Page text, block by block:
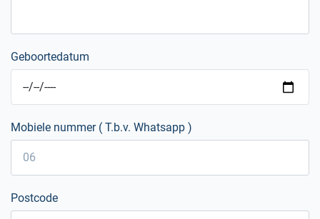
Geboortedatum
Mobiele nummer ( T.b.v. Whatsapp )
Postcode